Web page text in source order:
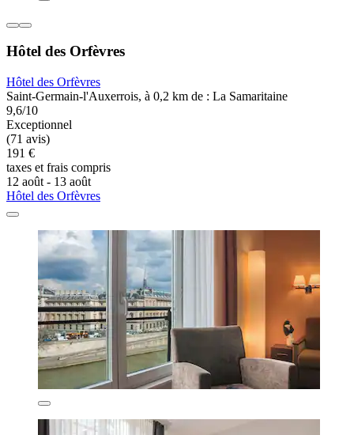
Hôtel des Orfèvres
Hôtel des Orfèvres
Saint-Germain-l'Auxerrois, à 0,2 km de : La Samaritaine
9,6/10
Exceptionnel
(71 avis)
191 €
taxes et frais compris
12 août - 13 août
Hôtel des Orfèvres